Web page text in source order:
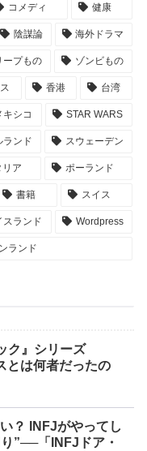
コメディ 健康
陰謀論 海外ドラマ
ープもの ゾンビもの
香港 台湾
キシコ STAR WARS
ランド スウェーデン
リア ポーランド
書籍 スイス
スランド Wordpress
ランド
ク』シリーズ
は何者だったの
？ INFJがやってし
”──「INFJドア・